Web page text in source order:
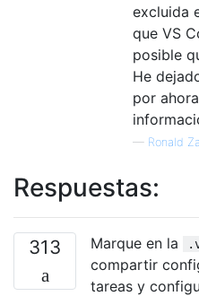
excluida
que VS
posible
He
por
— Ronald
Respuestas:
313 Marque en la
compartir
tareas y